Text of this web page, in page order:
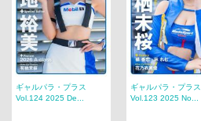
ギャルパラ・プラス
Vol.124 2025 De...
ギャルパラ・プラス
Vol.123 2025 No...